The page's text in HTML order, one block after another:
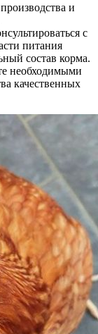
и
с
питания
состав корма.
необходимыми
качественных